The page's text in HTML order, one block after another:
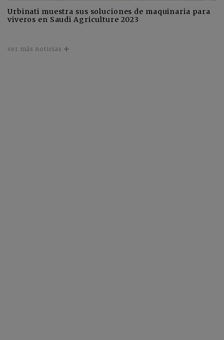
Urbinati muestra sus soluciones de maquinaria para
viveros en Saudi Agriculture 2023
ver más noticias